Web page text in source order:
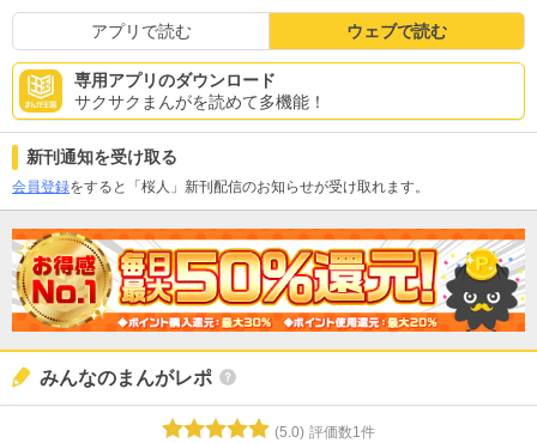
アプリで読む ウェブで読む
専用アプリのダウンロード
サクサクまんがを読めて多機能！
新刊通知を受け取る
会員登録をすると「桜人」新刊配信のお知らせが受け取れます。
みんなのまんがレポ
(5.0) 評価数1件